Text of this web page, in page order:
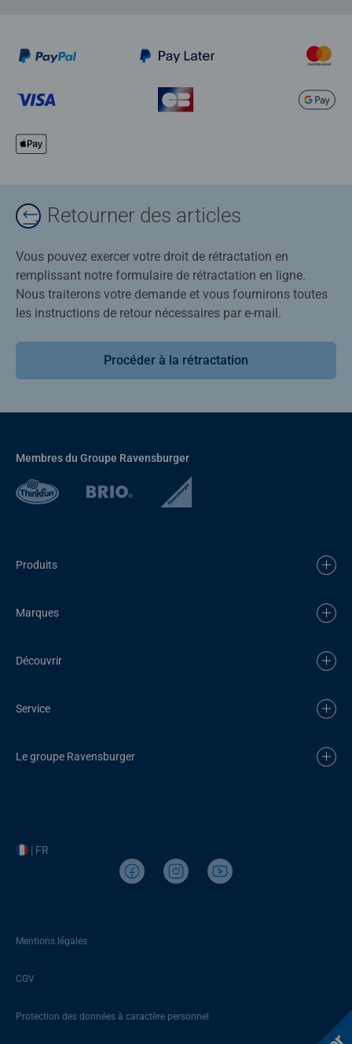
Retourner des articles
Vous pouvez exercer votre droit de rétractation en
remplissant notre formulaire de rétractation en ligne.
Nous traiterons votre demande et vous fournirons toutes
les instructions de retour nécessaires par e-mail.
Procéder à la rétractation
Membres du Groupe Ravensburger
Produits
Marques
Découvrir
Service
Le groupe Ravensburger
| FR
Mentions légales
CGV
Protection des données à caractère personnel